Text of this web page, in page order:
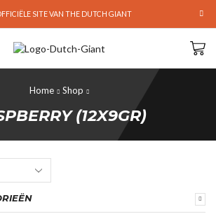
SITE VAN THE DUTCH GIANT
Home Shop
(12X9GR)